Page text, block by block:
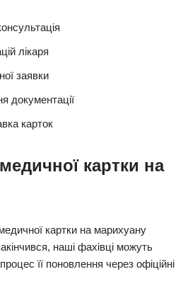
лікаря
заявки
документації
карток
картки на
картки на марихуану
наші фахівці можуть
її поновлення через офіційні